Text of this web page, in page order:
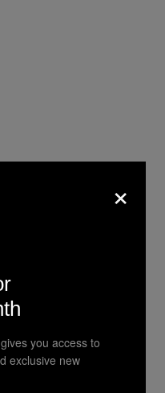
Autobus lehce
provede pokus
dálniční známku
chlapů a my
jak
druhého
trávníček.
×
you access to
exclusive new